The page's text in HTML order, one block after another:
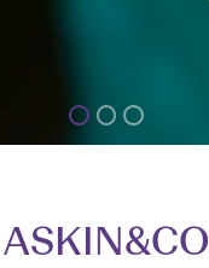
ASKIN&CO